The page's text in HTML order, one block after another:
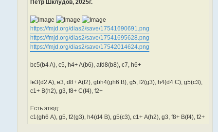
Петр Шклудов, 2025г.
https://fmjd.org/dias2/save/17541690691.png
https://fmjd.org/dias2/save/17541695628.png
https://fmjd.org/dias2/save/17542014624.png
bc5(b4 A), c5, h4+ A(b6), afd8(b8), c7, h6+
fe3(d2 A), e3, d8+ A(f2), gbh4(gh6 B), g5, f2(g3), h4(d4 C), g5(c3),
c1+ B(h2), g3, f8+ C(f4), f2+
Есть этюд:
с1(gh6 А), g5, f2(g3), h4(d4 В), g5(c3), c1+ А(h2), g3, f8+ В(f4), f2+